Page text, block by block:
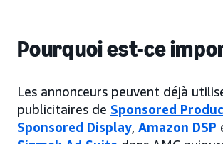
Pourquoi est-ce
Les annonceurs peuvent déjà
publicitaires de Sponsored
Sponsored Display, Amazon DSP